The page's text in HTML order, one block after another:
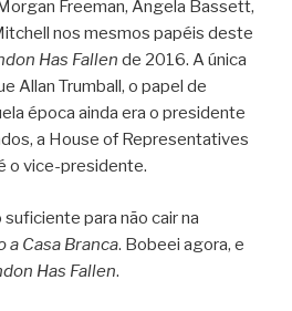
Freeman, Angela Bassett,
nos mesmos papéis deste
Has Fallen de 2016. A única
Allan Trumball, o papel de
época ainda era o presidente
a House of Representatives
o vice-presidente.
para não cair na
a Casa Branca. Bobeei agora, e
Has Fallen.